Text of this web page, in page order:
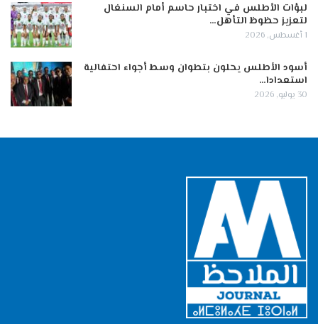
لبؤات الأطلس في اختبار حاسم أمام السنغال
لتعزيز حظوظ التأهل…
1 أغسطس, 2026
أسود الأطلس يحلون بتطوان وسط أجواء احتفالية
استعدادا…
30 يوليو, 2026